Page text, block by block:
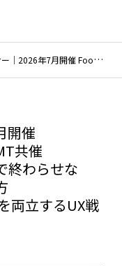
「“とりあえず機能性表示”で終わらせない、選ばれる理由のつくり方― エビデンスとストーリーを両立するUX戦略」
開催
共催
終わらせな
両立するUX戦